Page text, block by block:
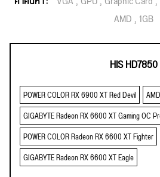
AMD 1GB
HIS HD7850
POWER COLOR RX 6900 XT Red Devil
GIGABYTE Radeon RX 6600 XT Gaming OC
POWER COLOR Radeon RX 6600 XT Fighter
GIGABYTE Radeon RX 6600 XT Eagle